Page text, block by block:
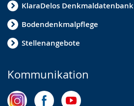
KlaraDelos Denkmaldatenbank
Bodendenkmalpflege
Stellenangebote
Kommunikation